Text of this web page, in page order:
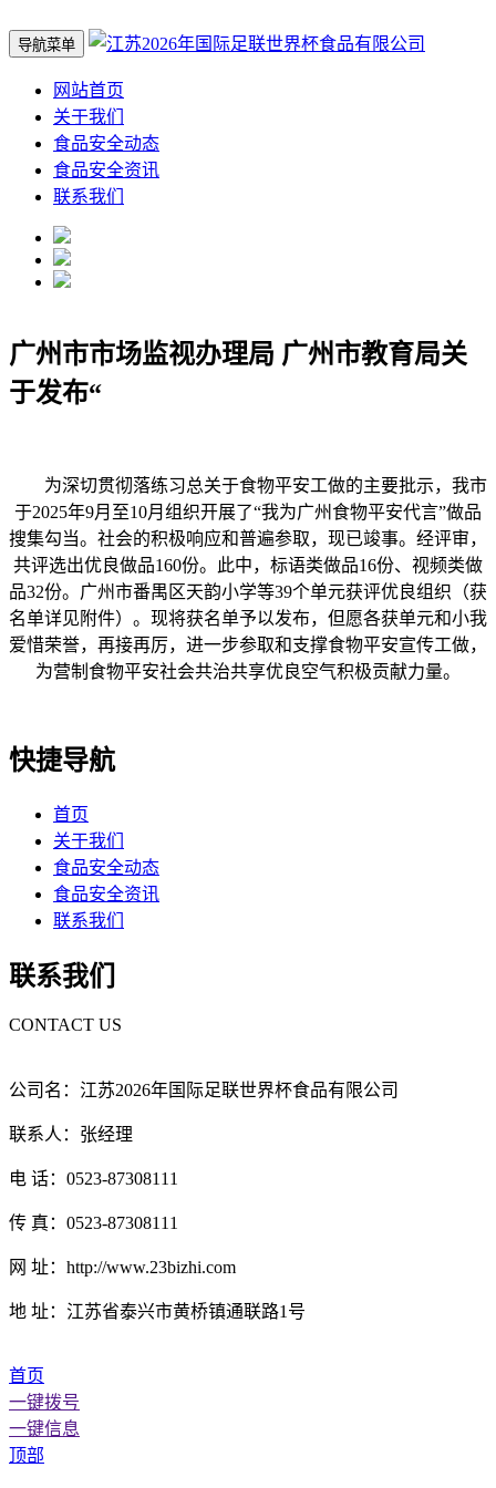
导航菜单
网站首页
关于我们
食品安全动态
食品安全资讯
联系我们
广州市市场监视办理局 广州市教育局关
于发布“
为深切贯彻落练习总关于食物平安工做的主要批示，我市
于2025年9月至10月组织开展了“我为广州食物平安代言”做品
搜集勾当。社会的积极响应和普遍参取，现已竣事。经评审，
共评选出优良做品160份。此中，标语类做品16份、视频类做
品32份。广州市番禺区天韵小学等39个单元获评优良组织（获
名单详见附件）。现将获名单予以发布，但愿各获单元和小我
爱惜荣誉，再接再厉，进一步参取和支撑食物平安宣传工做，
为营制食物平安社会共治共享优良空气积极贡献力量。
快捷导航
首页
关于我们
食品安全动态
食品安全资讯
联系我们
联系我们
CONTACT US
公司名：江苏2026年国际足联世界杯食品有限公司
联系人：张经理
电 话：0523-87308111
传 真：0523-87308111
网 址：http://www.23bizhi.com
地 址：江苏省泰兴市黄桥镇通联路1号
首页
一键拨号
一键信息
顶部